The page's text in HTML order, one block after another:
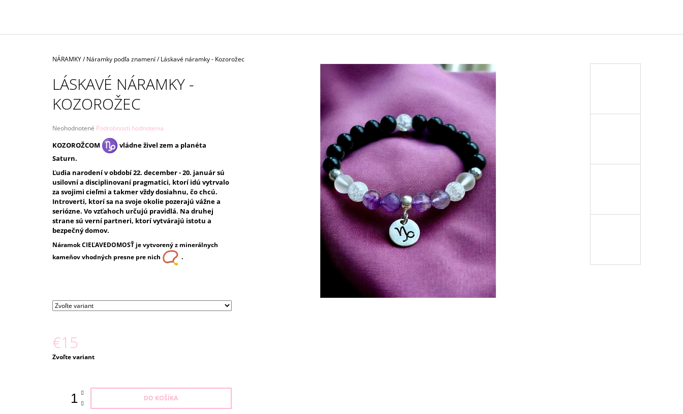
Domov
NÁRAMKY/ Náramky podľa znamení/ Láskavé náramky - Kozorožec
LÁSKAVÉ NÁRAMKY -
KOZOROŽEC
Priemerné
produktu
je
z
5
hviezdičiek.
Neohodnotené Podrobnosti hodnotenia
KOZOROŽCOM
vládne živel zem a planéta
Saturn.
Ľudia narodení v období 22. december - 20. január sú
usilovní a disciplinovaní pragmatici, ktorí idú vytrvalo
za svojimi cieľmi a takmer vždy dosiahnu, čo chcú.
Introverti, ktorí sa na svoje okolie pozerajú vážne a
seriózne. Vo vzťahoch určujú pravidlá. Na druhej
strane sú verní partneri, ktorí vytvárajú istotu a
bezpečný domov.
Náramok CIEĽAVEDOMOSŤ je vytvorený z minerálnych
kameňov vhodných presne pre nich
.
€15
Jednotková
Zvoľte variant
DO KOŠÍKA